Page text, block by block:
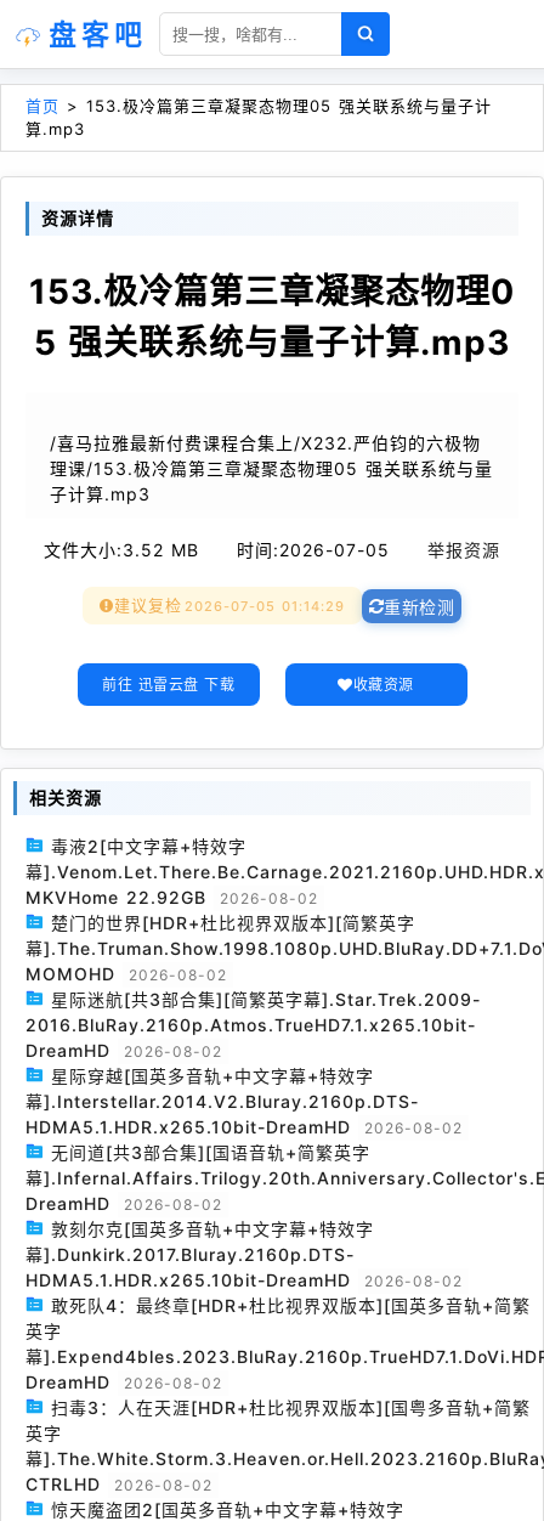
盘客吧
首页 > 153.极冷篇第三章凝聚态物理05 强关联系统与量子计
算.mp3
资源详情
153.极冷篇第三章凝聚态物理0
5 强关联系统与量子计算.mp3
/喜马拉雅最新付费课程合集上/X232.严伯钧的六极物
理课/153.极冷篇第三章凝聚态物理05 强关联系统与量
子计算.mp3
文件大小:3.52 MB 时间:2026-07-05 举报资源
建议复检 2026-07-05 01:14:29 重新检测
前往 迅雷云盘 下载 收藏资源
相关资源
毒液2[中文字幕+特效字
幕
MKVHome 22.92GB
2026-08-02
楚门的世界[HDR+杜比视界双版本][简繁英字
幕
MOMOHD
2026-08-02
星际迷航[共3部合集][简繁英字幕].Star.Trek.2009-
2016.BluRay.2160p.Atmos.TrueHD7.1.x265.10bit-
DreamHD
2026-08-02
星际穿越[国英多音轨+中文字幕+特效字
幕].Interstellar.2014.V2.Bluray.2160p.DTS-
HDMA5.1.HDR.x265.10bit-DreamHD
2026-08-02
无间道[共3部合集][国语音轨+简繁英字
幕
DreamHD
2026-08-02
敦刻尔克[国英多音轨+中文字幕+特效字
幕].Dunkirk.2017.Bluray.2160p.DTS-
HDMA5.1.HDR.x265.10bit-DreamHD
2026-08-02
敢死队4：最终章[HDR+杜比视界双版本][国英多音轨+简繁
英字
幕
DreamHD
2026-08-02
扫毒3：人在天涯[HDR+杜比视界双版本][国粤多音轨+简繁
英字
幕
CTRLHD
2026-08-02
惊天魔盗团2[国英多音轨+中文字幕+特效字